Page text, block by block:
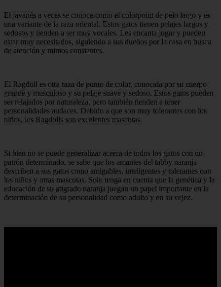
El javanés a veces se conoce como el colorpoint de pelo largo y es
una variante de la raza oriental. Estos gatos tienen pelajes largos y
sedosos y tienden a ser muy vocales. Les encanta jugar y pueden
estar muy necesitados, siguiendo a sus dueños por la casa en busca
de atención y mimos constantes.
El Ragdoll es otra raza de punto de color, conocida por su cuerpo
grande y musculoso y su pelaje suave y sedoso. Estos gatos pueden
ser relajados por naturaleza, pero también tienden a tener
personalidades audaces. Debido a que son muy tolerantes con los
niños, los Ragdolls son excelentes mascotas.
Si bien no se puede generalizar acerca de todos los gatos con un
patrón determinado, se sabe que los amantes del tabby naranja
describen a sus gatos como amigables, inteligentes y tolerantes con
los niños y otras mascotas. Solo tenga en cuenta que la genética y la
educación de su atigrado naranja juegan un papel importante en la
determinación de su personalidad como adulto y en su vejez.